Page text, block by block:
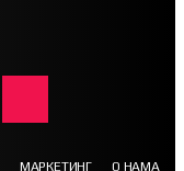
МАРКЕТИНГ О НАМА